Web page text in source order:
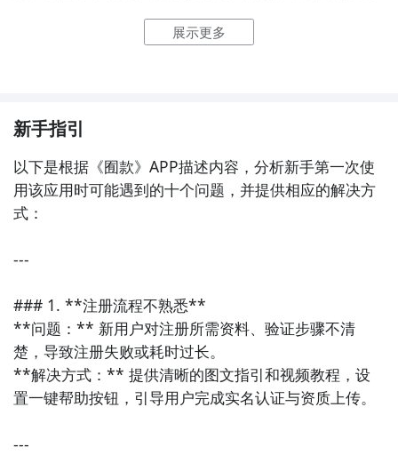
式帮助用户坚持每日小目标。界面温暖，操作简单，适
4. 《时光序》
集合日程安排、习惯追踪、备忘录等多功能于一身的生
用视觉化方式管理生活的用户。
5. 《Forest专注森林》
通过种树的方式来激励用户专注完成任务，种下的树会
随时间生长，若中途退出则树木枯萎。这种有趣的设计
让用户更容易进入专注状态，非常适合需要提高注意力
的人群。
6. 《墨言清单》
展示更多
新手指引
以下是根据《囿款》APP描述内容，分析新手第一次使
用该应用时可能遇到的十个问题，并提供相应的解决方
式：
---
### 1. **注册流程不熟悉**
**问题：** 新用户对注册所需资料、验证步骤不清
楚，导致注册失败或耗时过长。
**解决方式：** 提供清晰的图文指引和视频教程，设
置一键帮助按钮，引导用户完成实名认证与资质上传。
---